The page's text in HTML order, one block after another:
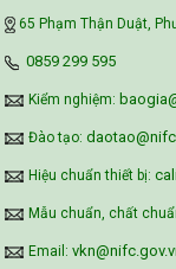
65 Phạm Thận Duật,
‪0859 299 595‬
Kiểm nghiệm:
Đào tạo:
Hiệu chuẩn thiết bị:
Mẫu chuẩn, chất
Email: